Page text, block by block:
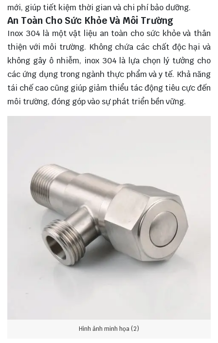
mới, giúp tiết kiệm thời gian và chi phí bảo dưỡng.
An Toàn Cho Sức Khỏe Và Môi Trường
Inox 304 là một vật liệu an toàn cho sức khỏe và thân
thiện với môi trường. Không chứa các chất độc hại và
không gây ô nhiễm, inox 304 là lựa chọn lý tưởng cho
các ứng dụng trong ngành thực phẩm và y tế. Khả năng
tái chế cao cũng giúp giảm thiểu tác động tiêu cực đến
môi trường, đóng góp vào sự phát triển bền vững.
Hình ảnh minh họa (2)